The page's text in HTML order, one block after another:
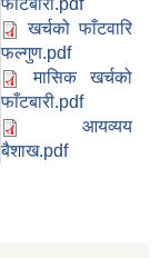
फाँटबारी.pdf
खर्चको फाँटवारि
फल्गुण.pdf
मासिक खर्चको
फाँटबारी.pdf
आयव्यय
बैशाख.pdf